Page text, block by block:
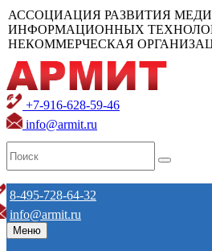
АССОЦИАЦИЯ РАЗВИТИЯ
ИНФОРМАЦИОННЫХ
НЕКОММЕРЧЕСКАЯ
+7-916-628-59-46
info@armit.ru
8-495-728-64-32
info@armit.ru
Меню